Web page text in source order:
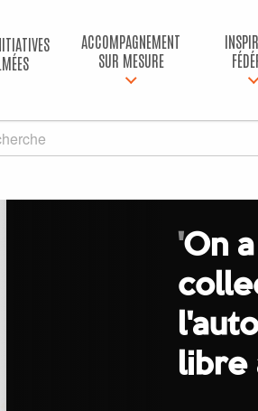
ACCOMPAGNEMENT
SUR MESURE
'On
libre